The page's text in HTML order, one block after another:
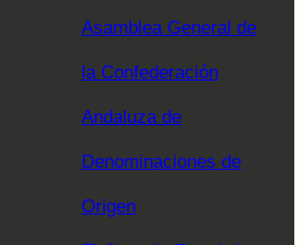
Asamblea General de
la Confederación
Andaluza de
Denominaciones de
Origen